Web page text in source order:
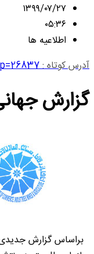
۱۳۹۹/۰۷/۲۷
۰۵:۳۶
اطلاعیه ها
آدرس کوتاه :
گزارش جهانی
براساس گزارش جدیدی